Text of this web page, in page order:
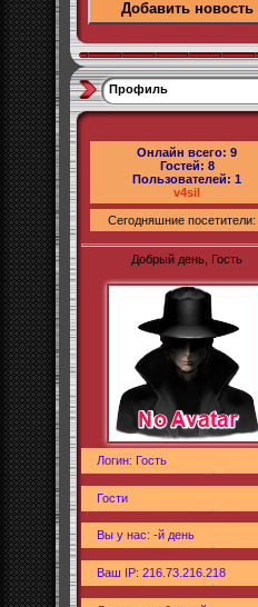
Добавить новость
Профиль
Онлайн всего: 9
Гостей: 8
Пользователей: 1
v4sil
Сегодняшние посетители:
Добрый день, Гость
Логин: Гость
Гости
Вы у нас: -й день
Ваш IP: 216.73.216.218